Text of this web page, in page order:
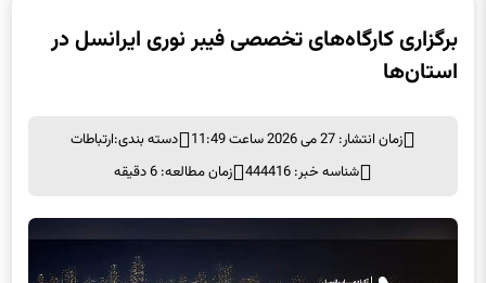
زمان انتشار: 27 می 2026 ساعت 11:49